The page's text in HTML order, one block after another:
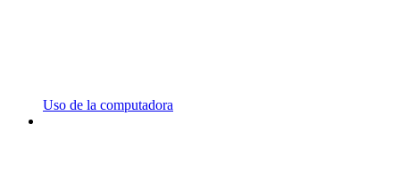
Uso de la computadora